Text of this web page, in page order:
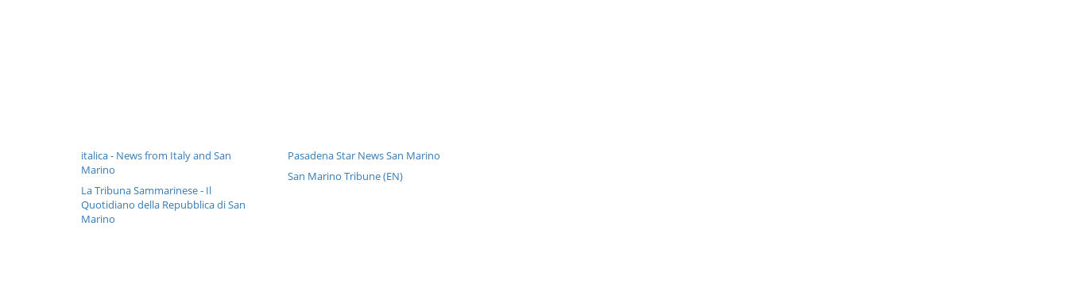
italica - News from Italy and San
Marino
La Tribuna Sammarinese - Il
Quotidiano della Repubblica di San
Marino
Pasadena Star News San Marino
San Marino Tribune (EN)